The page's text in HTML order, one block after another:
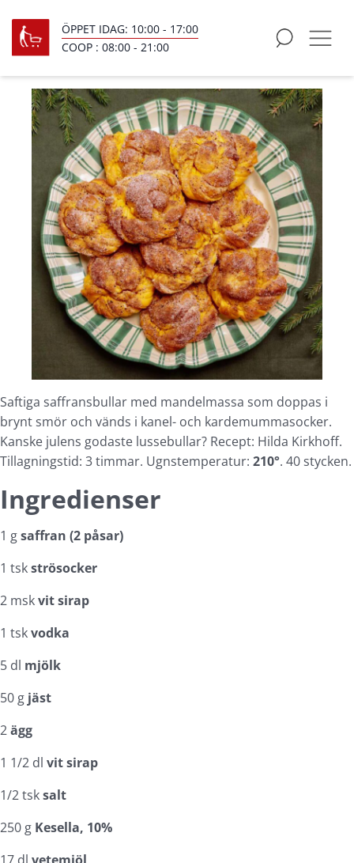
ÖPPET IDAG: 10:00 - 17:00
COOP : 08:00 - 21:00
Saftiga saffransbullar med mandelmassa som doppas i
brynt smör och vänds i kanel- och kardemummasocker.
Kanske julens godaste lussebullar? Recept: Hilda Kirkhoff.
Tillagningstid: 3 timmar. Ugnstemperatur: 210°. 40 stycken.
Ingredienser
1 gsaffran (2 påsar)
1 tskströsocker
2 mskvit sirap
1 tskvodka
5 dl mjölk
50 g jäst
2ägg
1 1/2 dl vit sirap
1/2 tsksalt
250 g Kesella, 10%